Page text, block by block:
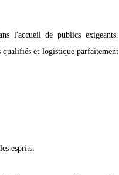
l'accueil de publics exigeants.
qualifiés et logistique parfaitement
esprits.